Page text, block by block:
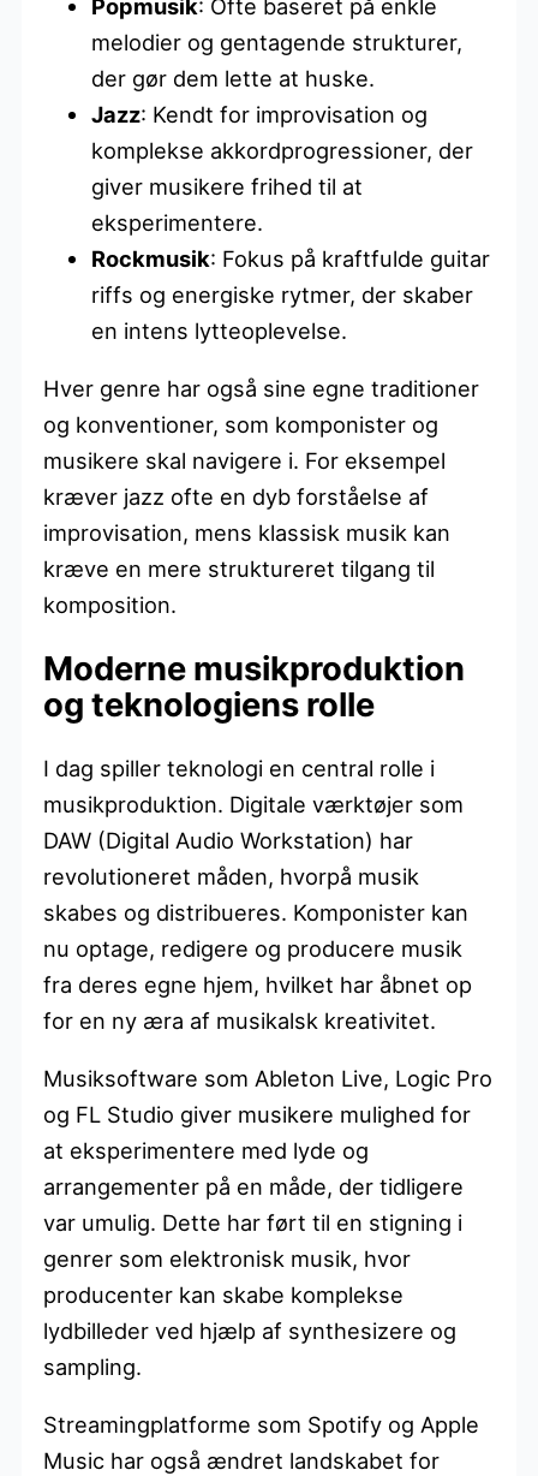
Popmusik: Ofte baseret på enkle
melodier og gentagende strukturer,
der gør dem lette at huske.
Jazz: Kendt for improvisation og
komplekse akkordprogressioner, der
giver musikere frihed til at
eksperimentere.
Rockmusik: Fokus på kraftfulde guitar
riffs og energiske rytmer, der skaber
en intens lytteoplevelse.
Hver genre har også sine egne traditioner
og konventioner, som komponister og
musikere skal navigere i. For eksempel
kræver jazz ofte en dyb forståelse af
improvisation, mens klassisk musik kan
kræve en mere struktureret tilgang til
komposition.
Moderne musikproduktion
og teknologiens rolle
I dag spiller teknologi en central rolle i
musikproduktion. Digitale værktøjer som
DAW (Digital Audio Workstation) har
revolutioneret måden, hvorpå musik
skabes og distribueres. Komponister kan
nu optage, redigere og producere musik
fra deres egne hjem, hvilket har åbnet op
for en ny æra af musikalsk kreativitet.
Musiksoftware som Ableton Live, Logic Pro
og FL Studio giver musikere mulighed for
at eksperimentere med lyde og
arrangementer på en måde, der tidligere
var umulig. Dette har ført til en stigning i
genrer som elektronisk musik, hvor
producenter kan skabe komplekse
lydbilleder ved hjælp af synthesizere og
sampling.
Streamingplatforme som Spotify og Apple
Music har også ændret landskabet for